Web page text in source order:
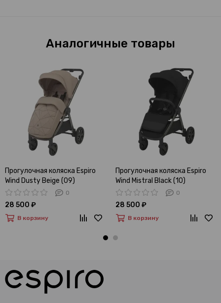
Аналогичные товары
Прогулочная коляска Espiro
Wind Dusty Beige (09)
0
28 500 ₽
В корзину
Прогулочная коляска Espiro
Wind Mistral Black (10)
0
28 500 ₽
В корзину